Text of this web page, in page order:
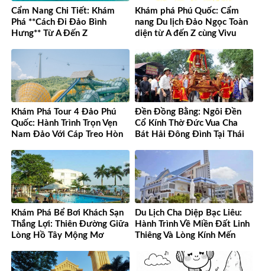
Cẩm Nang Chi Tiết: Khám
Phá **Cách Đi Đảo Bình
Hưng** Từ A Đến Z
Khám phá Phú Quốc: Cẩm
nang Du lịch Đảo Ngọc Toàn
diện từ A đến Z cùng Vivu
Khám Phá Tour 4 Đảo Phú
Quốc: Hành Trình Trọn Vẹn
Nam Đảo Với Cáp Treo Hòn
Đền Đồng Bằng: Ngôi Đền
Cổ Kính Thờ Đức Vua Cha
Bát Hải Đông Đình Tại Thái
Khám Phá Bể Bơi Khách Sạn
Thắng Lợi: Thiên Đường Giữa
Lòng Hồ Tây Mộng Mơ
Du Lịch Cha Diệp Bạc Liêu:
Hành Trình Về Miền Đất Linh
Thiêng Và Lòng Kính Mến